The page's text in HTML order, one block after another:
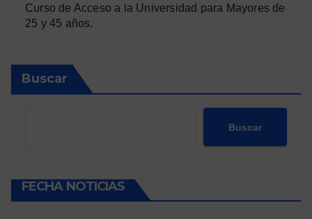
Curso de Acceso a la Universidad para Mayores de
25 y 45 años.
Buscar
Buscar
FECHA NOTICIAS